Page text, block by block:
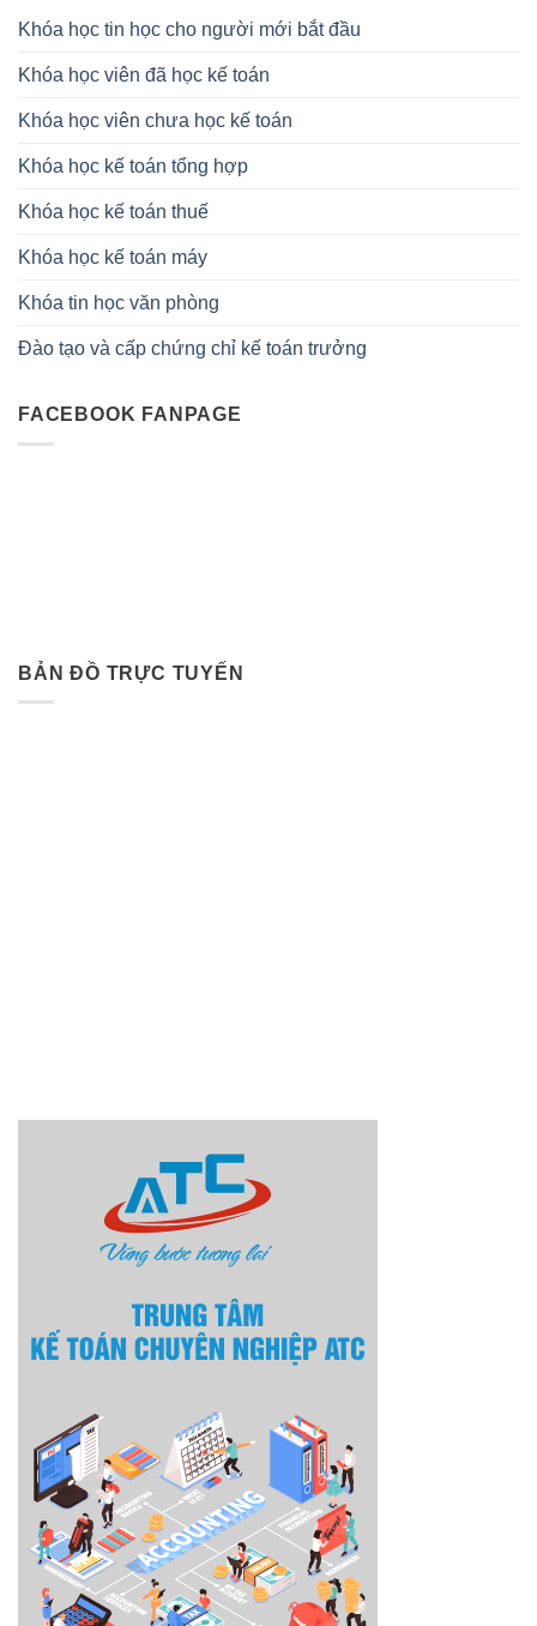
Khóa học tin học cho người mới bắt đầu
Khóa học viên đã học kế toán
Khóa học viên chưa học kế toán
Khóa học kế toán tổng hợp
Khóa học kế toán thuế
Khóa học kế toán máy
Khóa tin học văn phòng
Đào tạo và cấp chứng chỉ kế toán trưởng
FACEBOOK FANPAGE
BẢN ĐỒ TRỰC TUYẾN